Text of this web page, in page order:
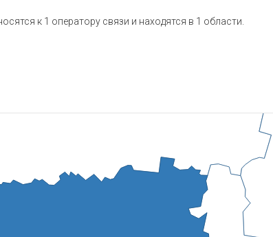
к 1 оператору связи и находятся в 1 области.